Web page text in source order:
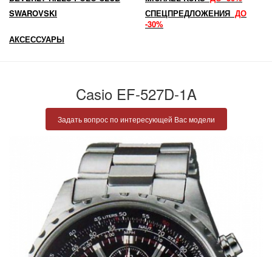
SWAROVSKI
СПЕЦПРЕДЛОЖЕНИЯ ДО
-30%
АКСЕССУАРЫ
Casio EF-527D-1A
Задать вопрос по интересующей Вас модели